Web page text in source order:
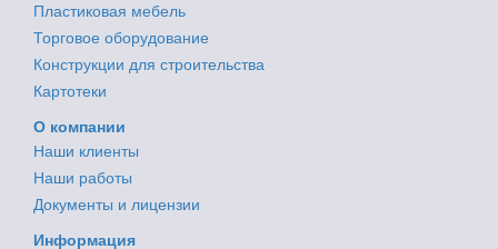
Пластиковая мебель
Торговое оборудование
Конструкции для строительства
Картотеки
О компании
Наши клиенты
Наши работы
Документы и лицензии
Информация